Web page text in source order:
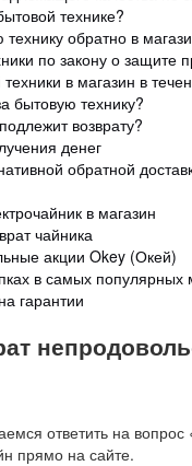
технике?
обратно в
по закону о защите
в магазин в
бытовую технику?
возврату?
денег
обратной
в магазин
чайника
акции Okey (Окей)
в самых популярных
гарантии
ответить на
прямо на сайте.